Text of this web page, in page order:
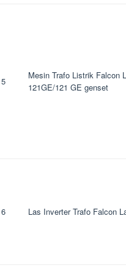
5
Mesin Trafo Listrik Falcon
121GE/121 GE genset
6 Las Inverter Trafo Falcon